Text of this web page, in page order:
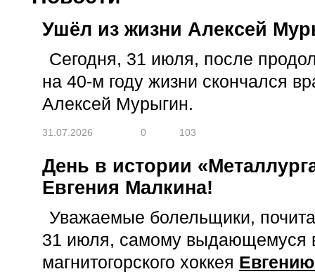
Ушёл из жизни Алексей
Сегодня, 31 июля, после
на 40-м году жизни скончался
Алексей Мурыгин.
31.07.2026 0 103
День в истории
Евгения Малкина!
Уважаемые болельщики,
31 июля, самому выдающемуся
магнитогорского хоккея